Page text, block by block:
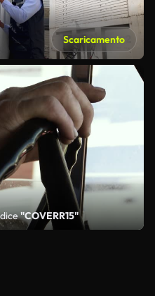
Scaricamento
"COVERR15"